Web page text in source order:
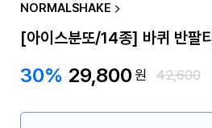
NORMALSHAKE
[아이스분또/14종] 바퀴 반팔티
30% 29,800원 42,600